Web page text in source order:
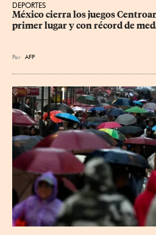
DEPORTES
México cierra los juegos
primer lugar y con récord de
Por AFP